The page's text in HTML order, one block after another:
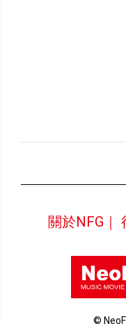
關於NFG｜
©